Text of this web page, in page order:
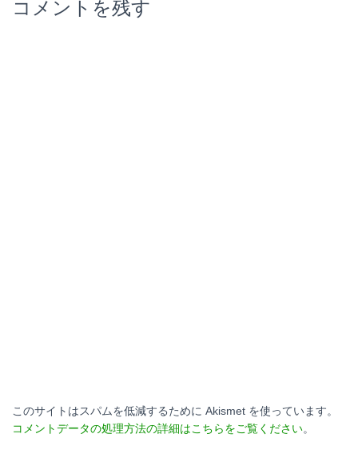
コメントを残す
このサイトはスパムを低減するために Akismet を使っています。
コメントデータの処理方法の詳細はこちらをご覧ください。